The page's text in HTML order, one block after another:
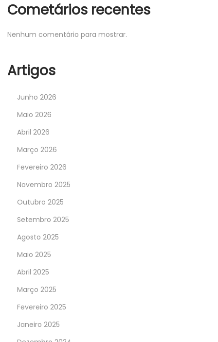
Cometários recentes
Nenhum comentário para mostrar.
Artigos
Junho 2026
Maio 2026
Abril 2026
Março 2026
Fevereiro 2026
Novembro 2025
Outubro 2025
Setembro 2025
Agosto 2025
Maio 2025
Abril 2025
Março 2025
Fevereiro 2025
Janeiro 2025